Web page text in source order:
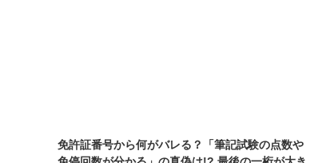
免許証番号から何がバレる？「筆記試験の点数や